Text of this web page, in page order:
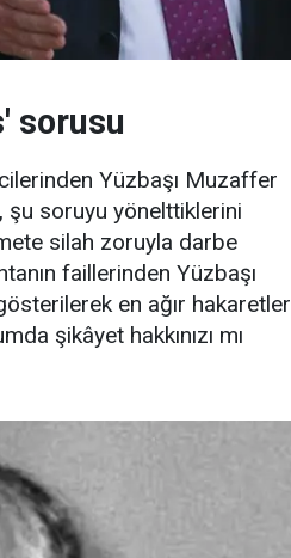
sorusu
Yüzbaşı Muzaffer
şu soruyu yönelttiklerini
silah zoruyla darbe
faillerinden Yüzbaşı
en ağır hakaretler
şikâyet hakkınızı mı